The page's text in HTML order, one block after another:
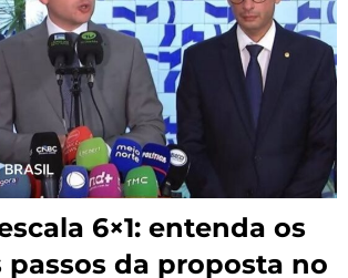
6×1: entenda os
passos da proposta no